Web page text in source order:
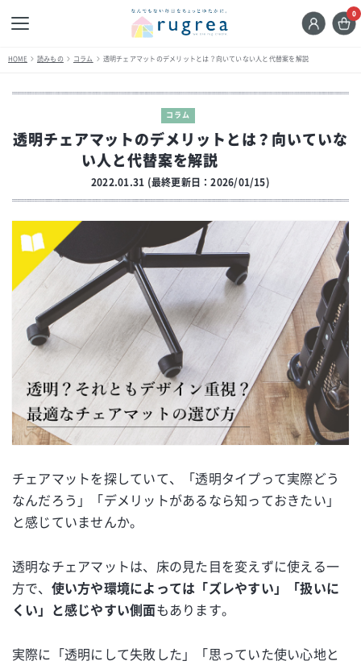
0
HOME 読みもの コラム 透明チェアマットのデメリットとは？向いていない人と代替案を解説
コラム
透明チェアマットのデメリットとは？向いていな
い人と代替案を解説
2022.01.31 (最終更新日：2026/01/15)
チェアマットを探していて、「透明タイプって実際どう
なんだろう」「デメリットがあるなら知っておきたい」
と感じていませんか。
透明なチェアマットは、床の見た目を変えずに使える一
方で、 使い方や環境によっては「ズレやすい」「扱いに
くい」と感じやすい側面もあります。
実際に「透明にして失敗した」「思っていた使い心地と